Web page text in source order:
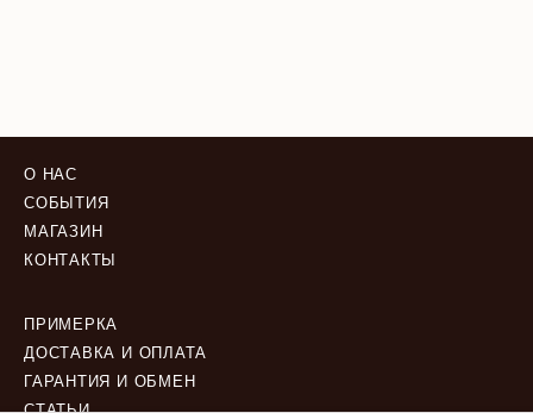
О НАС
СОБЫТИЯ
МАГАЗИН
КОНТАКТЫ
ПРИМЕРКА
ДОСТАВКА И ОПЛАТА
ГАРАНТИЯ И ОБМЕН